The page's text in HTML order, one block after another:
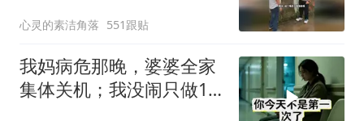
心灵的素洁角落 551跟贴
我妈病危那晚，婆婆全家
集体关机；我没闹只做1